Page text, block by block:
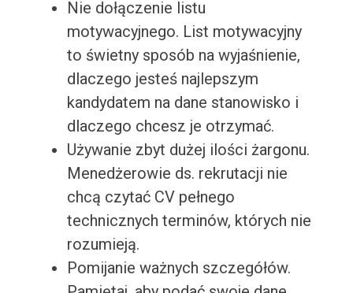
Nie dołączenie listu
motywacyjnego. List motywacyjny
to świetny sposób na wyjaśnienie,
dlaczego jesteś najlepszym
kandydatem na dane stanowisko i
dlaczego chcesz je otrzymać.
Używanie zbyt dużej ilości żargonu.
Menedżerowie ds. rekrutacji nie
chcą czytać CV pełnego
technicznych terminów, których nie
rozumieją.
Pomijanie ważnych szczegółów.